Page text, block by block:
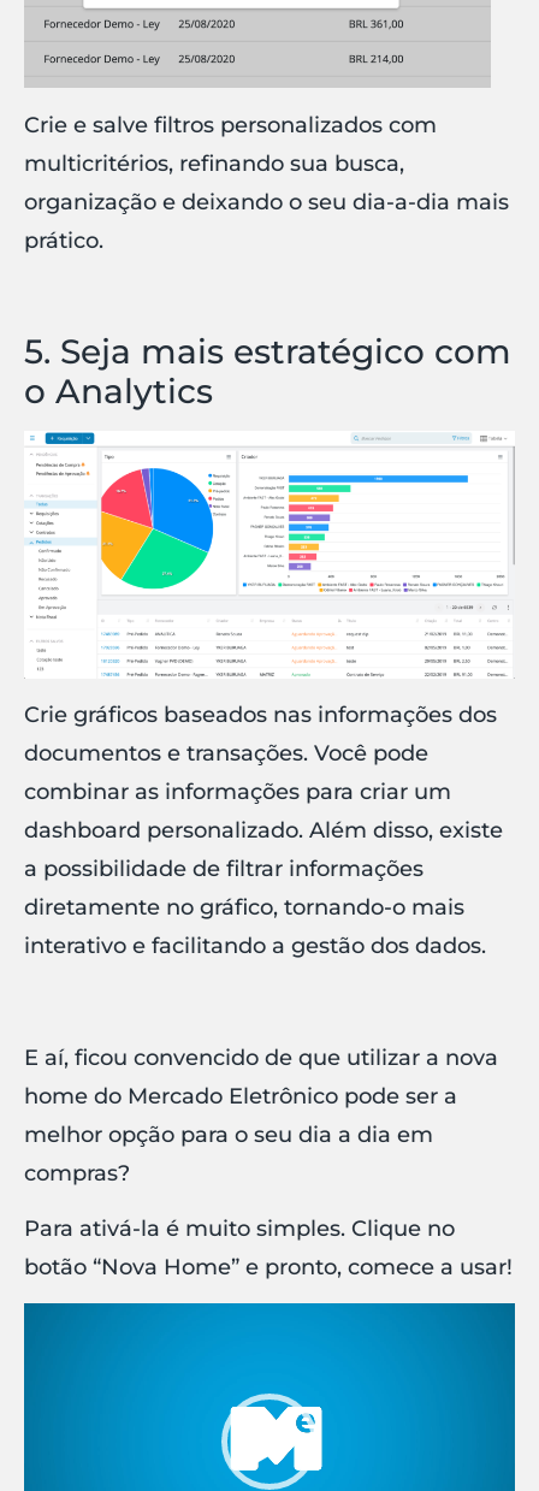
Crie e salve filtros personalizados com
multicritérios, refinando sua busca,
organização e deixando o seu dia-a-dia mais
prático.
5. Seja mais estratégico com
o Analytics
Crie gráficos baseados nas informações dos
documentos e transações. Você pode
combinar as informações para criar um
dashboard personalizado. Além disso, existe
a possibilidade de filtrar informações
diretamente no gráfico, tornando-o mais
interativo e facilitando a gestão dos dados.
E aí, ficou convencido de que utilizar a nova
home do Mercado Eletrônico pode ser a
melhor opção para o seu dia a dia em
compras?
Para ativá-la é muito simples. Clique no
botão “Nova Home” e pronto, comece a usar!